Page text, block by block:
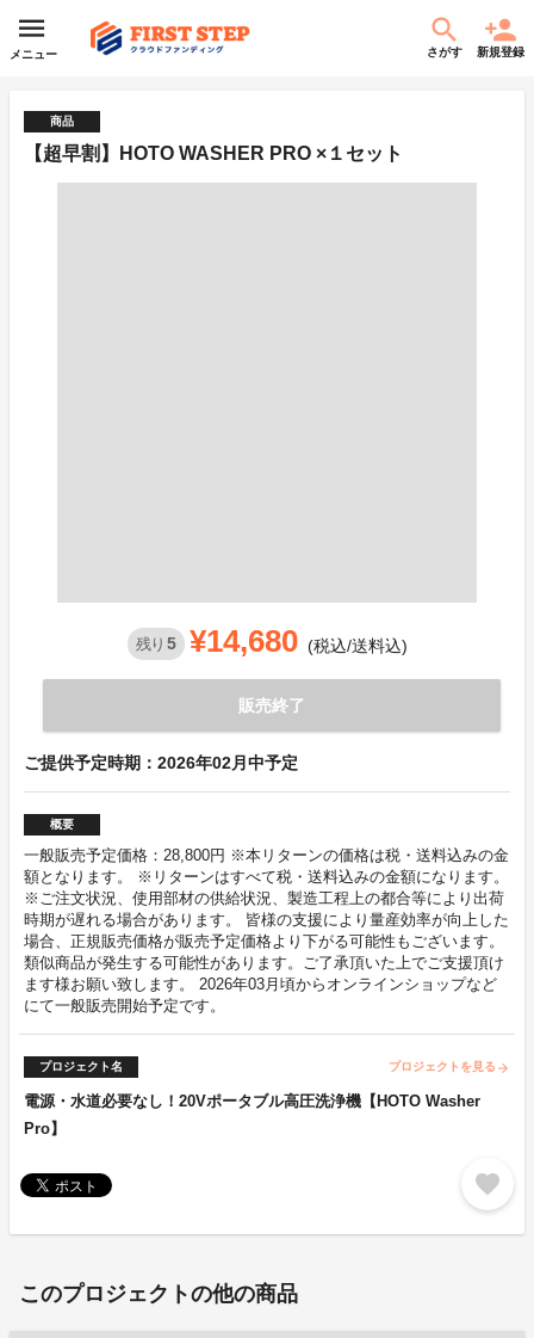
メニュー さがす 新規登録
商品
【超早割】HOTO WASHER PRO ×１セット
残り 5 ¥14,680 (税込/送料込)
販売終了
ご提供予定時期：2026年02月中予定
概要
一般販売予定価格：28,800円 ※本リターンの価格は税・送料込みの金
額となります。 ※リターンはすべて税・送料込みの金額になります。
※ご注文状況、使用部材の供給状況、製造工程上の都合等により出荷
時期が遅れる場合があります。 皆様の支援により量産効率が向上した
場合、正規販売価格が販売予定価格より下がる可能性もございます。
類似商品が発生する可能性があります。ご了承頂いた上でご支援頂け
ます様お願い致します。 2026年03月頃からオンラインショップなど
にて一般販売開始予定です。
プロジェクト名 プロジェクトを見る arrow_forward
電源・水道必要なし！20Vポータブル高圧洗浄機【HOTO Washer
Pro】
favorite
このプロジェクトの他の商品